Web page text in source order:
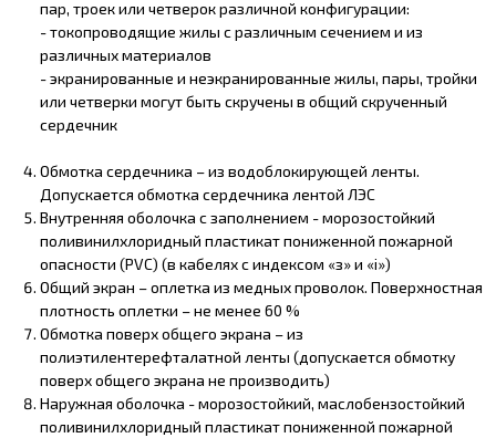
пар, троек или четверок различной конфигурации:
- токопроводящие жилы с различным сечением и из
различных материалов
- экранированные и неэкранированные жилы, пары, тройки
или четверки могут быть скручены в общий скрученный
сердечник
Обмотка сердечника – из водоблокирующей ленты.
Допускается обмотка сердечника лентой ЛЭС
Внутренняя оболочка с заполнением - морозостойкий
поливинилхлоридный пластикат пониженной пожарной
опасности (PVC) (в кабелях с индексом «з» и «i»)
Общий экран – оплетка из медных проволок. Поверхностная
плотность оплетки – не менее 60 %
Обмотка поверх общего экрана – из
полиэтилентерефталатной ленты (допускается обмотку
поверх общего экрана не производить)
Наружная оболочка - морозостойкий, маслобензостойкий
поливинилхлоридный пластикат пониженной пожарной